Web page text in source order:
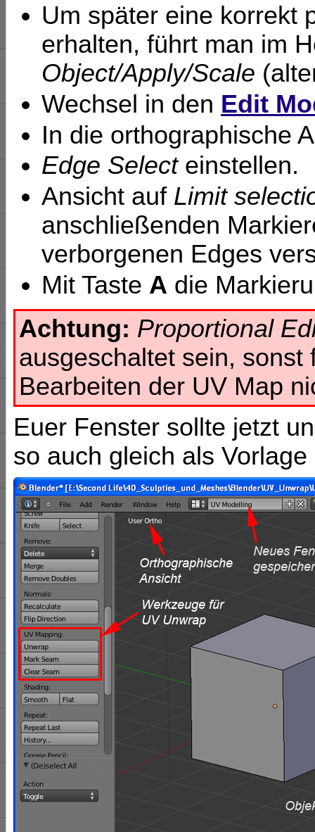
Um später eine korrekt
erhalten, führt man im
Object/Apply/Scale
Wechsel in den Edit
In die orthographische
Edge Selecteinstellen.
Ansicht auf Limit
anschließenden
verborgenen Edges
Mit Taste A die
Achtung: Proportional
ausgeschaltet sein,
Bearbeiten der UV Map
Euer Fenster sollte jetzt
so auch gleich als